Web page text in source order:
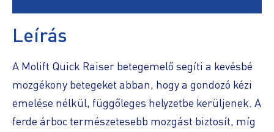
Leírás
A Molift Quick Raiser betegemelő segíti a kevésbé
mozgékony betegeket abban, hogy a gondozó kézi
emelése nélkül, függőleges helyzetbe kerüljenek. A
ferde árboc természetesebb mozgást biztosít, míg